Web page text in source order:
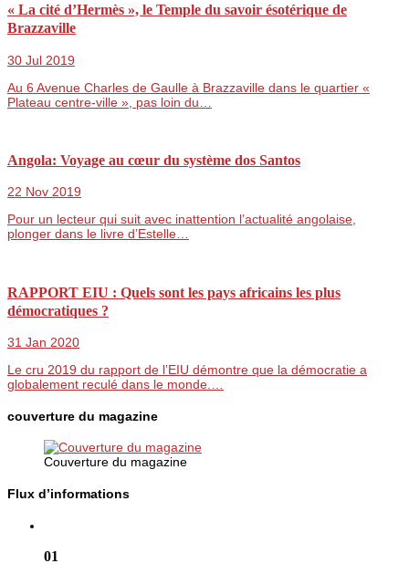
« La cité d’Hermès », le Temple du savoir ésotérique de
Brazzaville
30 Jul 2019
Au 6 Avenue Charles de Gaulle à Brazzaville dans le quartier «
Plateau centre-ville », pas loin du…
Angola: Voyage au cœur du système dos Santos
22 Nov 2019
Pour un lecteur qui suit avec inattention l’actualité angolaise,
plonger dans le livre d’Estelle…
RAPPORT EIU : Quels sont les pays africains les plus
démocratiques ?
31 Jan 2020
Le cru 2019 du rapport de l’EIU démontre que la démocratie a
globalement reculé dans le monde.…
couverture du magazine
Couverture du magazine
Flux d’informations
01